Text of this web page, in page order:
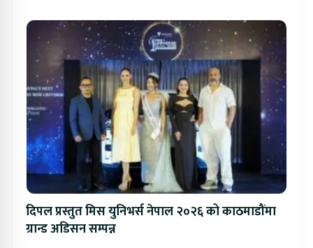
दिपल प्रस्तुत मिस युनिभर्स नेपाल २०२६ को काठमाडौंमा
ग्रान्ड अडिसन सम्पन्न